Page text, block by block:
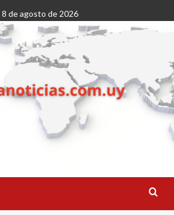
8 de agosto de 2026